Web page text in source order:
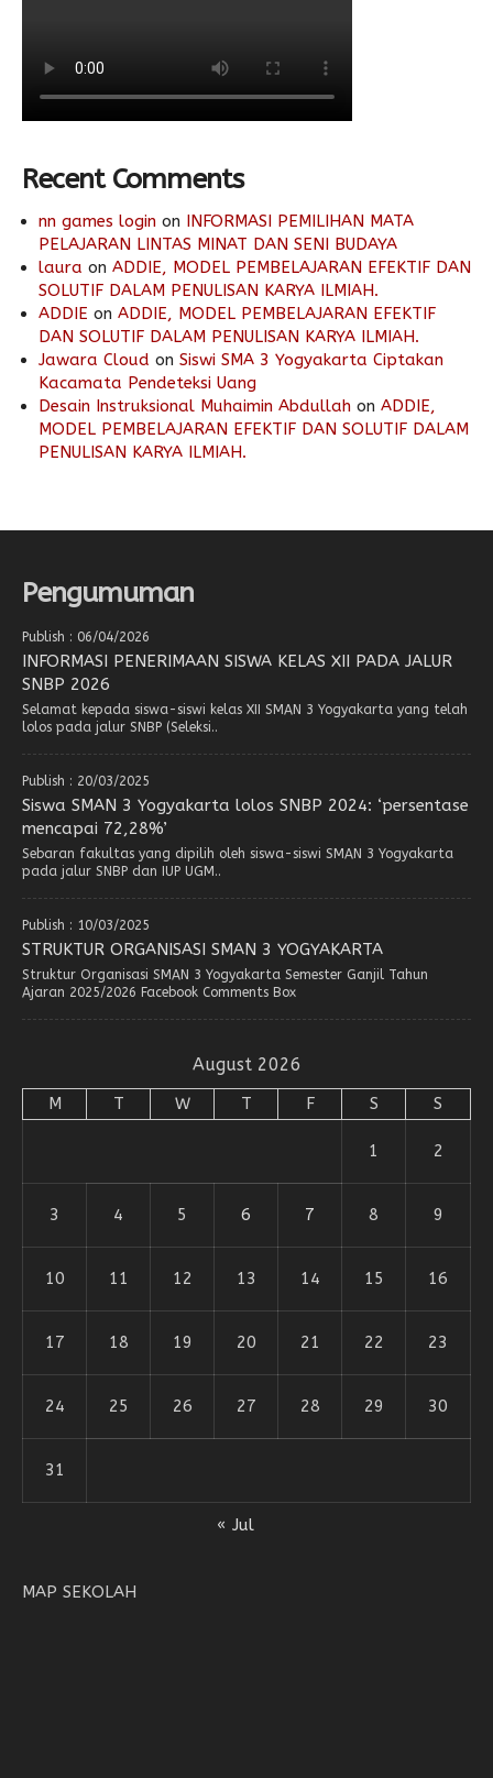
Recent Comments
nn games login on INFORMASI PEMILIHAN MATA
PELAJARAN LINTAS MINAT DAN SENI BUDAYA
laura on ADDIE, MODEL PEMBELAJARAN EFEKTIF DAN
SOLUTIF DALAM PENULISAN KARYA ILMIAH.
ADDIE on ADDIE, MODEL PEMBELAJARAN EFEKTIF
DAN SOLUTIF DALAM PENULISAN KARYA ILMIAH.
Jawara Cloud on Siswi SMA 3 Yogyakarta Ciptakan
Kacamata Pendeteksi Uang
Desain Instruksional Muhaimin Abdullah on ADDIE,
MODEL PEMBELAJARAN EFEKTIF DAN SOLUTIF DALAM
PENULISAN KARYA ILMIAH.
Pengumuman
Publish : 06/04/2026
INFORMASI PENERIMAAN SISWA KELAS XII PADA JALUR
SNBP 2026
Selamat kepada siswa-siswi kelas XII SMAN 3 Yogyakarta yang telah
lolos pada jalur SNBP (Seleksi..
Publish : 20/03/2025
Siswa SMAN 3 Yogyakarta lolos SNBP 2024: ‘persentase
mencapai 72,28%’
Sebaran fakultas yang dipilih oleh siswa-siswi SMAN 3 Yogyakarta
pada jalur SNBP dan IUP UGM..
Publish : 10/03/2025
STRUKTUR ORGANISASI SMAN 3 YOGYAKARTA
Struktur Organisasi SMAN 3 Yogyakarta Semester Ganjil Tahun
Ajaran 2025/2026 Facebook Comments Box
August 2026
M T W T F S S
1 2
3 4 5 6 7 8 9
10 11 12 13 14 15 16
17 18 19 20 21 22 23
24 25 26 27 28 29 30
31
« Jul
MAP SEKOLAH